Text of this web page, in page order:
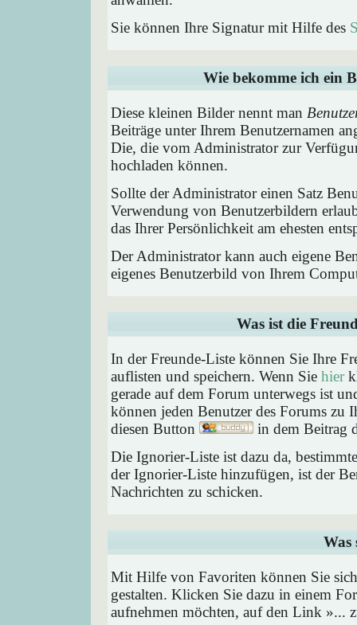
Sie können Ihre Signatur mit Hilfe des
Wie bekomme ich ein
Diese kleinen Bilder nennt man
Beiträge unter Ihrem Benutzernamen
Die, die vom Administrator zur
hochladen können.
Sollte der Administrator einen Satz
Verwendung von Benutzerbildern
das Ihrer Persönlichkeit am ehesten
Der Administrator kann auch eigene
eigenes Benutzerbild von Ihrem
Was ist die
In der Freunde-Liste können Sie Ihre
auflisten und speichern. Wenn Sie hier
gerade auf dem Forum unterwegs ist
können jeden Benutzer des Forums zu
diesen Button
in dem Beitrag
Die Ignorier-Liste ist dazu da,
der Ignorier-Liste hinzufügen, ist der
Nachrichten zu schicken.
Was
Mit Hilfe von Favoriten können Sie
gestalten. Klicken Sie dazu in einem
aufnehmen möchten, auf den Link »...